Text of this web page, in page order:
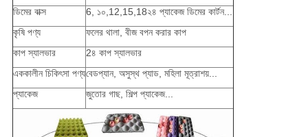
ডিমের বাক্স
6, ১০,12,15,18২৪ প্যাকেজ ডিমের কার্টন...
কৃষি পণ্য
ফলের থালা, বীজ বপন করার কাপ
কাপ স্যালভার
2৪ কাপ স্যালভার
এককালীন চিকিৎসা পণ্যবেডপ্যান, অসুস্থ প্যাড, মহিলা মূত্রাশয়...
প্যাকেজ
জুতোর গাছ, শিল্প প্যাকেজ...